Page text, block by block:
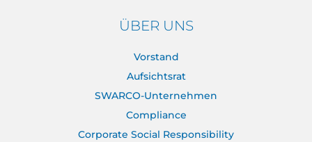
ÜBER UNS
Vorstand
Aufsichtsrat
SWARCO-Unternehmen
Compliance
Corporate Social Responsibility